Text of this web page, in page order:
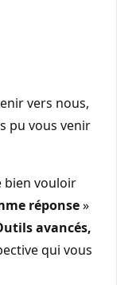
vers nous,
pu vous venir
bien vouloir
réponse»
avancés,
qui vous